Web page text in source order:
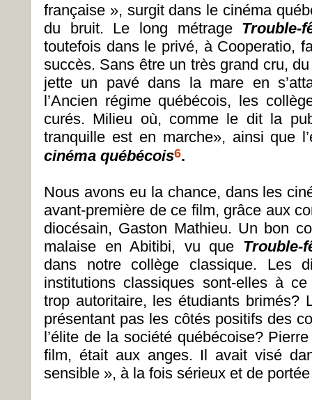
française », surgit dans le cinéma
du bruit. Le long métrage Trouble-
toutefois dans le privé, à Cooperatio,
succès. Sans être un très grand cru,
jette un pavé dans la mare en
l’Ancien régime québécois, les
curés. Milieu où, comme le dit la
tranquille est en marche», ainsi que
cinéma québécois6.
Nous avons eu la chance, dans les
avant-première de ce film, grâce aux
diocésain, Gaston Mathieu. Un bon
malaise en Abitibi, vu que Trouble-
dans notre collège classique. Les
institutions classiques sont-elles à
trop autoritaire, les étudiants brimés?
présentant pas les côtés positifs des
l’élite de la société québécoise?
film, était aux anges. Il avait visé
sensible », à la fois sérieux et de